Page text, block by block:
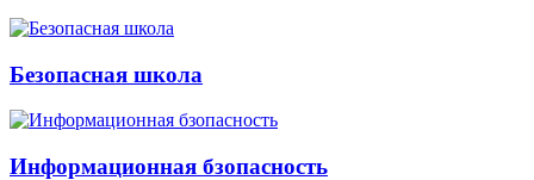
Безопасная школа
Информационная бзопасность